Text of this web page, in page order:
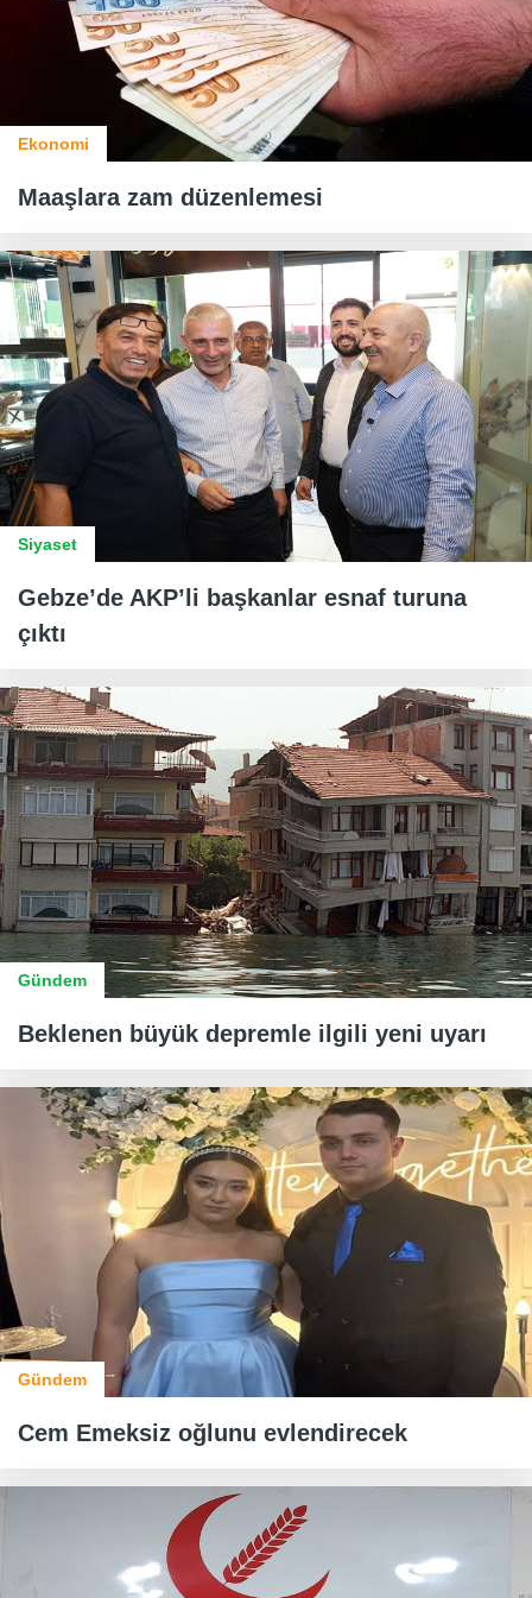
Ekonomi
Maaşlara zam düzenlemesi
Siyaset
Gebze’de AKP’li başkanlar esnaf turuna
çıktı
Gündem
Beklenen büyük depremle ilgili yeni uyarı
Gündem
Cem Emeksiz oğlunu evlendirecek